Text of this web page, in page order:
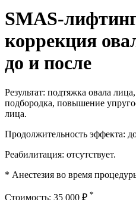
SMAS-
коррекция
до и после
Результат: подтяжка овала
подбородка, повышение
лица.
Продолжительность эффекта:
Реабилитация: отсутствует.
* Анестезия во время
Стоимость: 35 000 ₽ *